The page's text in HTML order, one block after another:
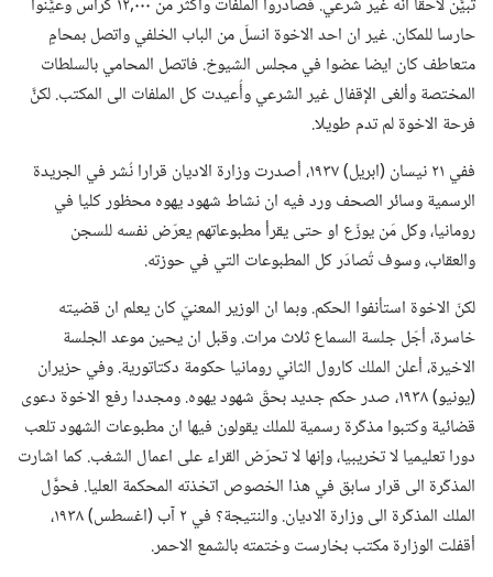
حارسا للمكان.‏ غير ان احد الاخوة انسلّ من الباب الخلفي واتصل بمحامٍ
متعاطف كان ايضا عضوا في مجلس الشيوخ.‏ فاتصل المحامي بالسلطات
المختصة وألغى الإقفال غير الشرعي وأُعيدت كل الملفات الى المكتب.‏ لكنَّ
فرحة الاخوة لم تدم طويلا.‏
ففي ٢١ نيسان (‏ابريل)‏ ١٩٣٧،‏ أصدرت وزارة الاديان قرارا نُشر في الجريدة
الرسمية وسائر الصحف ورد فيه ان نشاط شهود يهوه محظور كليا في
رومانيا،‏ وكل مَن يوزّع او حتى يقرأ مطبوعاتهم يعرّض نفسه للسجن
والعقاب،‏ وسوف تُصادَر كل المطبوعات التي في حوزته.‏
لكنّ الاخوة استأنفوا الحكم.‏ وبما ان الوزير المعنيّ كان يعلم ان قضيته
خاسرة،‏ أجّل جلسة السماع ثلاث مرات.‏ وقبل ان يحين موعد الجلسة
الاخيرة،‏ أعلن الملك كارول الثاني رومانيا حكومة دكتاتورية.‏ وفي حزيران
(‏يونيو)‏ ١٩٣٨،‏ صدر حكم جديد بحقّ شهود يهوه.‏ ومجددا رفع الاخوة دعوى
قضائية وكتبوا مذكّرة رسمية للملك يقولون فيها ان مطبوعات الشهود تلعب
دورا تعليميا لا تخريبيا،‏ وإنها لا تحرّض القراء على اعمال الشغب.‏ كما اشارت
المذكّرة الى قرار سابق في هذا الخصوص اتخذته المحكمة العليا.‏ فحوَّل
الملك المذكّرة الى وزارة الاديان.‏ والنتيجة؟‏ في ٢ آب (‏اغسطس)‏ ١٩٣٨،‏
أقفلت الوزارة مكتب بخارست وختمته بالشمع الاحمر.‏